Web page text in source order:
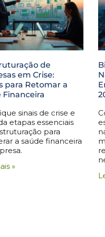
de
em Crise:
para Retomar a
Financeira
sinais de crise e
etapas essenciais
para
a saúde financeira
»